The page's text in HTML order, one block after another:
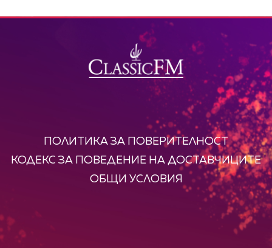
ПОЛИТИКА ЗА ПОВЕРИТЕЛНОСТ
КОДЕКС ЗА ПОВЕДЕНИЕ НА ДОСТАВЧИЦИТЕ
ОБЩИ УСЛОВИЯ